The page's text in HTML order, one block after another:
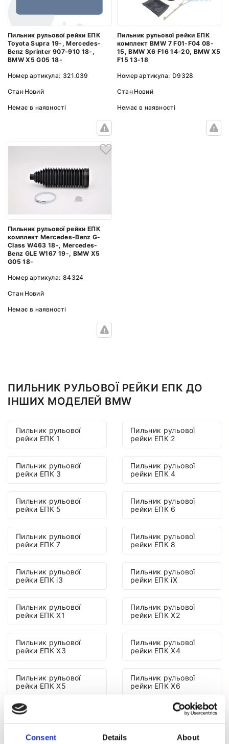
Consent Details About
Пильник рульової рейки ЕПК
Toyota Supra 19-, Mercedes-
Benz Sprinter 907-910 18-,
BMW X5 G05 18-
Номер артикула: 321.039
Стан Новий
Немає в наявності
Пильник рульової рейки ЕПК
комплект BMW 7 F01-F04 08-
15, BMW X6 F16 14-20, BMW X5
F15 13-18
Номер артикула: D9328
Стан Новий
Немає в наявності
Пильник рульової рейки ЕПК
комплект Mercedes-Benz G-
Class W463 18-, Mercedes-
Benz GLE W167 19-, BMW X5
G05 18-
Номер артикула: 84324
Стан Новий
Немає в наявності
ПИЛЬНИК РУЛЬОВОЇ РЕЙКИ ЕПК ДО
ІНШИХ МОДЕЛЕЙ BMW
Пильник рульової
рейки ЕПК 1
Пильник рульової
рейки ЕПК 2
Пильник рульової
рейки ЕПК 3
Пильник рульової
рейки ЕПК 4
Пильник рульової
рейки ЕПК 5
Пильник рульової
рейки ЕПК 6
Пильник рульової
рейки ЕПК 7
Пильник рульової
рейки ЕПК 8
Пильник рульової
рейки ЕПК i3
Пильник рульової
рейки ЕПК iX
Пильник рульової
рейки ЕПК X1
Пильник рульової
рейки ЕПК X2
Пильник рульової
рейки ЕПК X3
Пильник рульової
рейки ЕПК X4
Пильник рульової
рейки ЕПК X5
Пильник рульової
рейки ЕПК X6
Пильник рульової
Пильник рульової